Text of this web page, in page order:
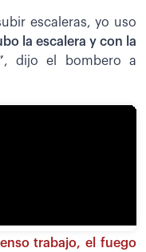
escaleras, yo uso
la escalera y con la
, dijo el bombero a
trabajo, el fuego